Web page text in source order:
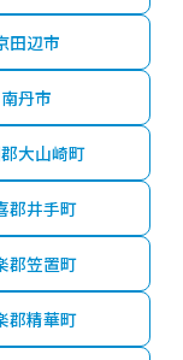
田辺市
南丹市
大山崎町
郡井手町
郡笠置町
郡精華町